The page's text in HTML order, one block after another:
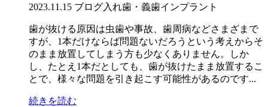
2023.11.15 ブログ入れ歯・義歯インプラント
歯が抜ける原因は虫歯や事故、歯周病などさまざまで
すが、1本だけならば問題ないだろうという考えからそ
のまま放置してしまう方も少なくありません。しか
し、たとえ1本だとしても、歯が抜けたまま放置するこ
とで、様々な問題を引き起こす可能性があるのです...
続きを読む